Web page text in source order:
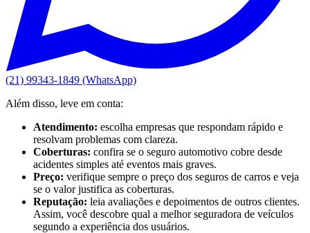
(21) 99343-1849 (WhatsApp)
Além disso, leve em conta:
Atendimento: escolha empresas que respondam rápido e
resolvam problemas com clareza.
Coberturas: confira se o seguro automotivo cobre desde
acidentes simples até eventos mais graves.
Preço: verifique sempre o preço dos seguros de carros e veja
se o valor justifica as coberturas.
Reputação: leia avaliações e depoimentos de outros clientes.
Assim, você descobre qual a melhor seguradora de veículos
segundo a experiência dos usuários.